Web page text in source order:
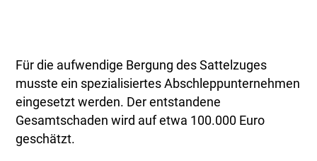
Für die aufwendige Bergung des Sattelzuges
musste ein spezialisiertes Abschleppunternehmen
eingesetzt werden. Der entstandene
Gesamtschaden wird auf etwa 100.000 Euro
geschätzt.